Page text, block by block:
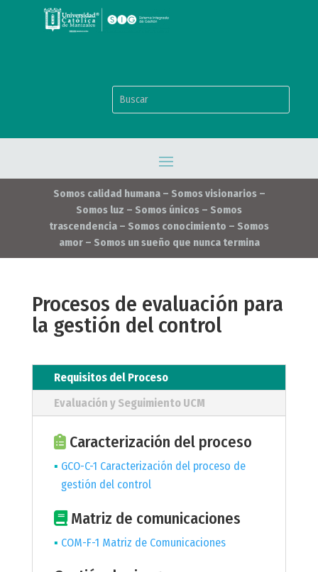
Somos calidad humana – Somos visionarios –
Somos luz – Somos únicos – Somos
trascendencia – Somos conocimiento – Somos
amor – Somos un sueño que nunca termina
Procesos de evaluación para
la gestión del control
Requisitos del Proceso
Evaluación y Seguimiento UCM
Caracterización del proceso
GCO-C-1 Caracterización del proceso de
gestión del control
Matriz de comunicaciones
COM-F-1 Matriz de Comunicaciones